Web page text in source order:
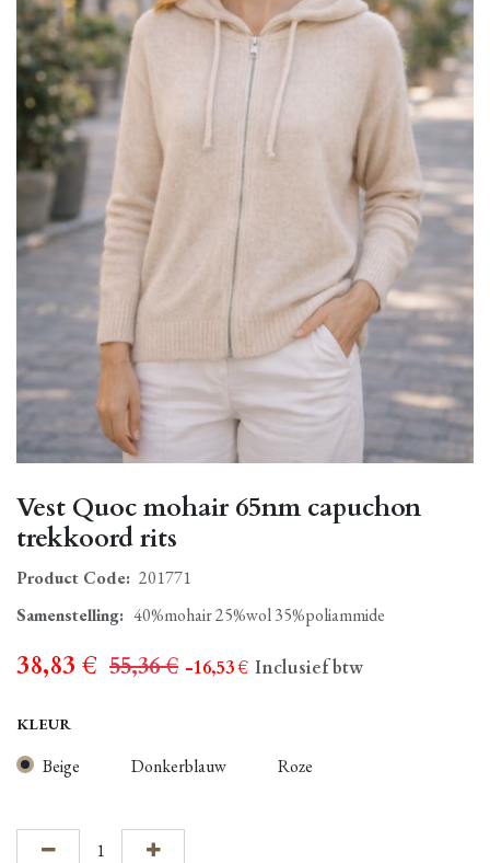
Vest Quoc mohair 65nm capuchon
trekkoord rits
Product Code: 201771
Samenstelling: 40%mohair 25%wol 35%poliammide
38,83 € 55,36€ - 16,53€ Inclusief btw
KLEUR
Beige Donkerblauw Roze